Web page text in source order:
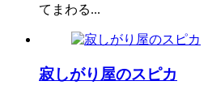
てまわる...
寂しがり屋のスピカ